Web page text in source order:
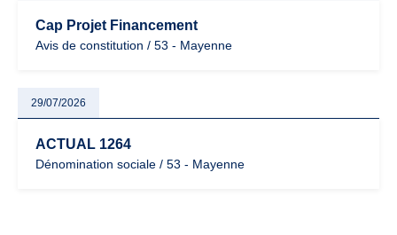
Cap Projet Financement
Avis de constitution / 53 - Mayenne
29/07/2026
ACTUAL 1264
Dénomination sociale / 53 - Mayenne